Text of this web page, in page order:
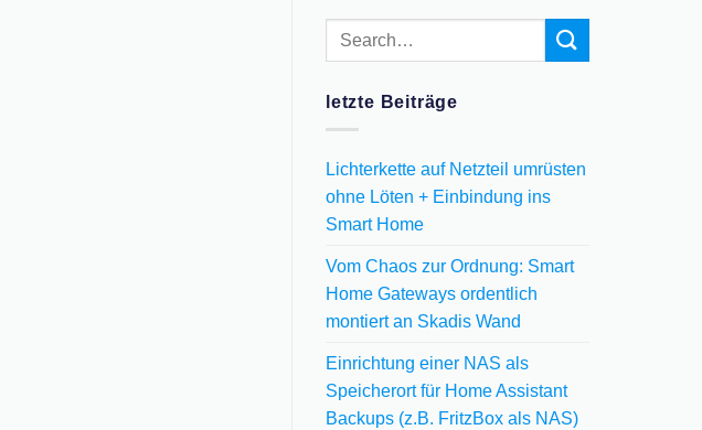
letzte Beiträge
Lichterkette auf Netzteil umrüsten
ohne Löten + Einbindung ins
Smart Home
Vom Chaos zur Ordnung: Smart
Home Gateways ordentlich
montiert an Skadis Wand
Einrichtung einer NAS als
Speicherort für Home Assistant
Backups (z.B. FritzBox als NAS)